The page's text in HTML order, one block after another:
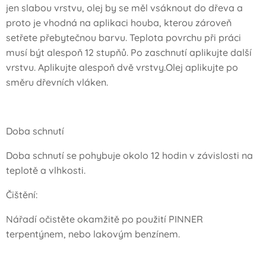
jen slabou vrstvu, olej by se měl vsáknout do dřeva a
proto je vhodná na aplikaci houba, kterou zároveň
setřete přebytečnou barvu. Teplota povrchu při práci
musí být alespoň 12 stupňů. Po zaschnutí aplikujte další
vrstvu. Aplikujte alespoň dvě vrstvy.Olej aplikujte po
směru dřevních vláken.
Doba schnutí
Doba schnutí se pohybuje okolo 12 hodin v závislosti na
teplotě a vlhkosti.
Čištění:
Nářadí očistěte okamžitě po použití PINNER
terpentýnem, nebo lakovým benzínem.